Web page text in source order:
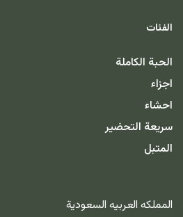
الفئات
الحبة الكاملة
اجزاء
احشاء
سريعة التحضير
المتبل
المملكه العربيه السعودية